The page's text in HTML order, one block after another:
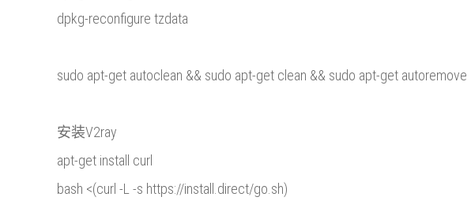
dpkg-reconfigure tzdata
sudo apt-get autoclean && sudo apt-get clean && sudo apt-get autoremove
安装V2ray
apt-get install curl
bash <(curl -L -s https://install.direct/go.sh)